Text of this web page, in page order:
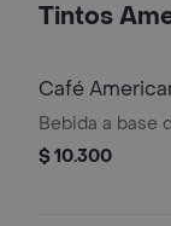
Tintos
Café
Bebida a base
$ 10.300